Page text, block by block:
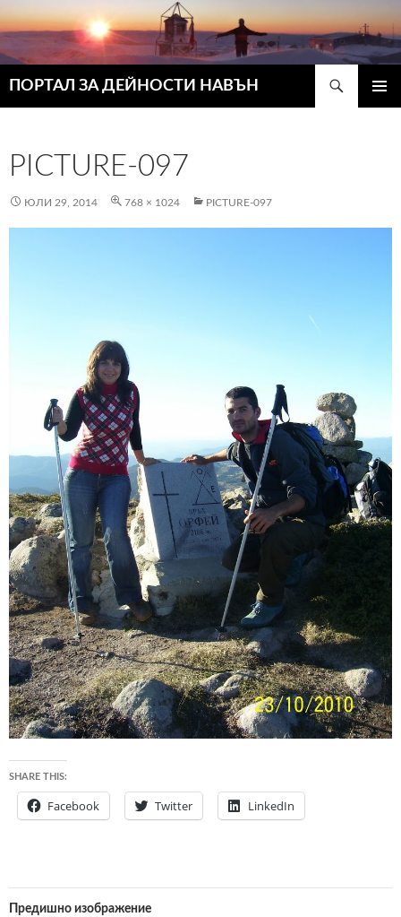
ПОРТАЛ ЗА ДЕЙНОСТИ НАВЪН
PICTURE-097
ЮЛИ 29, 2014 768 × 1024 PICTURE-097
SHARE THIS:
Facebook Twitter LinkedIn
Предишно изображение